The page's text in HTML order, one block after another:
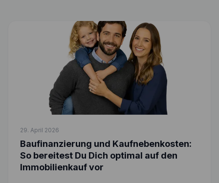
29. April 2026
Baufinanzierung und Kaufnebenkosten:
So bereitest Du Dich optimal auf den
Immobilienkauf vor